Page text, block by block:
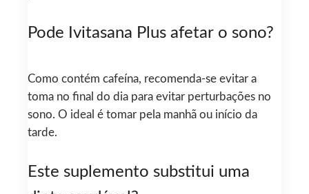
Pode Ivitasana Plus afetar o sono?
Como contém cafeína, recomenda-se evitar a
toma no final do dia para evitar perturbações no
sono. O ideal é tomar pela manhã ou início da
tarde.
Este suplemento substitui uma